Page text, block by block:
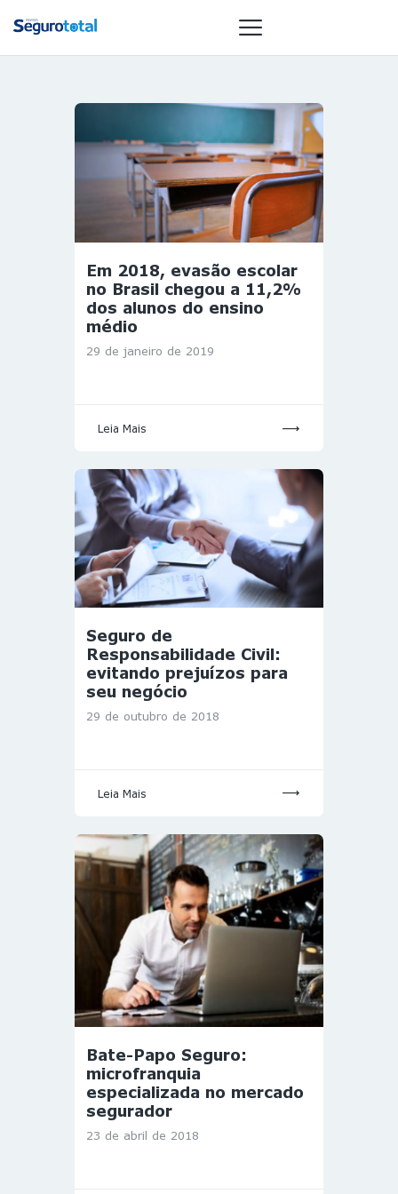
REVISTA
ESPECIAIS
GAIVOTA DE
OURO
MULHERES
GESTORAS
HOMEST
HOME
Em 2018, evasão escolar
no Brasil chegou a 11,2%
dos alunos do ensino
médio
29 de janeiro de 2019
Leia Mais
Seguro de
Responsabilidade Civil:
evitando prejuízos para
seu negócio
29 de outubro de 2018
Leia Mais
Bate-Papo Seguro:
microfranquia
especializada no mercado
segurador
23 de abril de 2018